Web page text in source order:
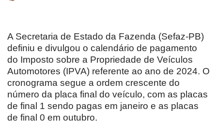
A Secretaria de Estado da Fazenda (Sefaz-PB)
definiu e divulgou o calendário de pagamento
do Imposto sobre a Propriedade de Veículos
Automotores (IPVA) referente ao ano de 2024. O
cronograma segue a ordem crescente do
número da placa final do veículo, com as placas
de final 1 sendo pagas em janeiro e as placas
de final 0 em outubro.